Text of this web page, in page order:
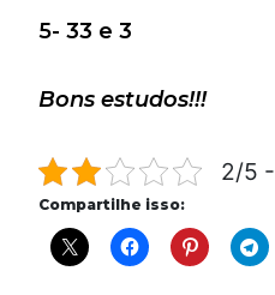
5- 33 e 3
Bons estudos!!!
2/5
Compartilhe isso: